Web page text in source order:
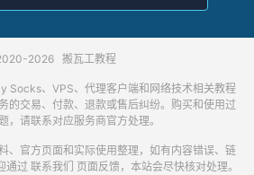
2026 搬瓦工教程
Socks、VPS、代理客户端和网络技术相关教程
的交易、付款、退款或售后纠纷。购买和使用过
，请联系对应服务商官方处理。
、官方页面和实际使用整理，如有内容错误、链
通过 联系我们 页面反馈，本站会尽快核对处理。